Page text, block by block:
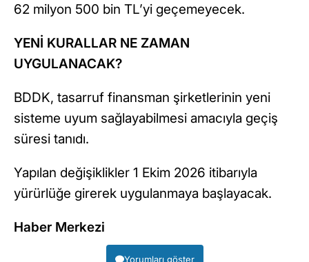
62 milyon 500 bin TL’yi geçemeyecek.
YENİ KURALLAR NE ZAMAN
UYGULANACAK?
BDDK, tasarruf finansman şirketlerinin yeni
sisteme uyum sağlayabilmesi amacıyla geçiş
süresi tanıdı.
Yapılan değişiklikler 1 Ekim 2026 itibarıyla
yürürlüğe girerek uygulanmaya başlayacak.
Haber Merkezi
Yorumları göster